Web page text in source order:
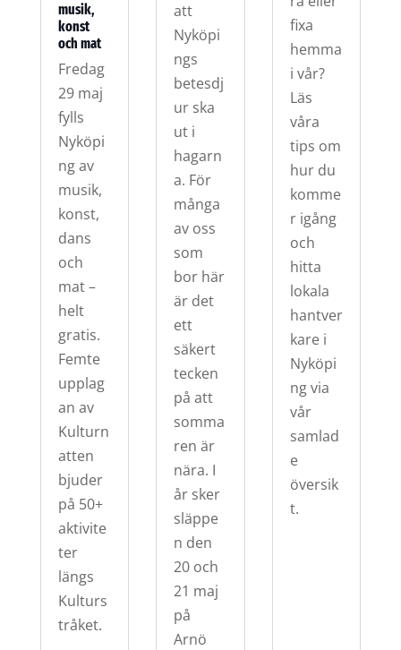
musik,
konst
och mat
Fredag
29 maj
fylls
Nyköpi
ng av
musik,
konst,
dans
och
mat –
helt
gratis.
Femte
upplag
an av
Kulturn
atten
bjuder
på 50+
aktivite
ter
längs
Kulturs
tråket.
att
Nyköpi
ngs
betesdj
ur ska
ut i
hagarn
a. För
många
av oss
som
bor här
är det
ett
säkert
tecken
på att
somma
ren är
nära. I
år sker
släppe
n den
20 och
21 maj
på
Arnö
fixa
hemma
i vår?
Läs
våra
tips om
hur du
komme
r igång
och
hitta
lokala
hantver
kare i
Nyköpi
ng via
vår
samlad
e
översik
t.